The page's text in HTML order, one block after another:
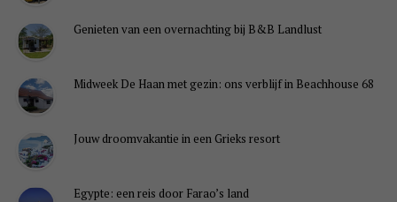
Genieten van een overnachting bij B&B Landlust
Midweek De Haan met gezin: ons verblijf in Beachhouse 68
Jouw droomvakantie in een Grieks resort
Egypte: een reis door Farao’s land